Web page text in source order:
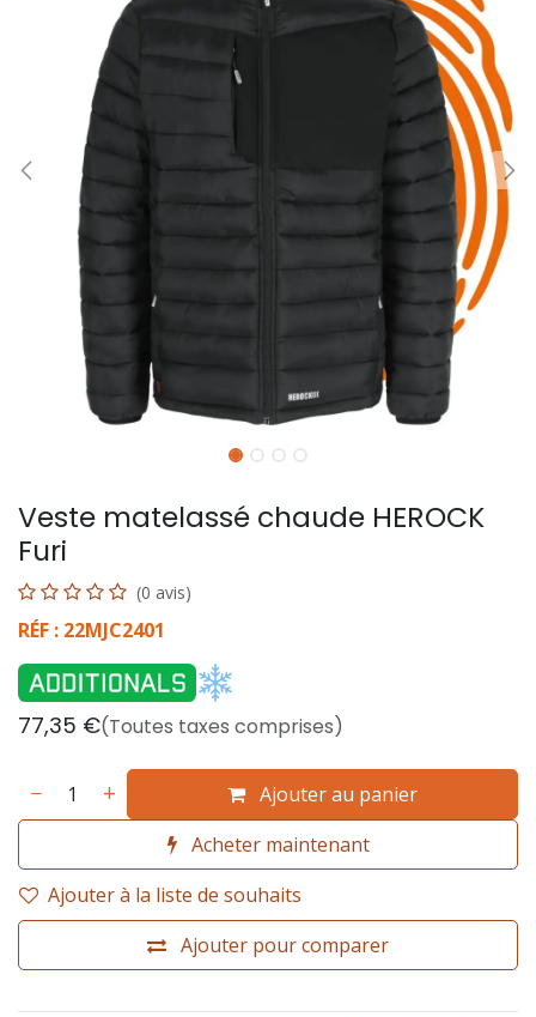
Veste matelassé chaude HEROCK
Furi
(0 avis)
RÉF : 22MJC2401
77,35 €(Toutes taxes comprises)
Ajouter au panier
Acheter maintenant
Ajouter pour comparer
Ajouter à la liste de souhaits